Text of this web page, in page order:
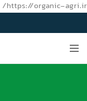
https://organic-agri.ir/